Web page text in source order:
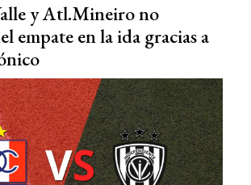
y Atl.Mineiro no
empate en la ida gracias a